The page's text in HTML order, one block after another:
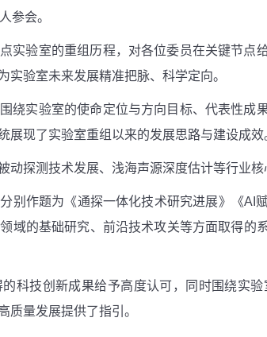
参会。
实验室的重组历程，对各位委员在关键节
验室未来发展精准把脉、科学定向。
绕实验室的使命定位与方向目标、代表性
现了实验室重组以来的发展思路与建设成效
动探测技术发展、浅海声源深度估计等行业
别作题为《通探一体化技术研究进展》《
域的基础研究、前沿技术攻关等方面取得
科技创新成果给予高度认可，同时围绕实
质量发展提供了指引。